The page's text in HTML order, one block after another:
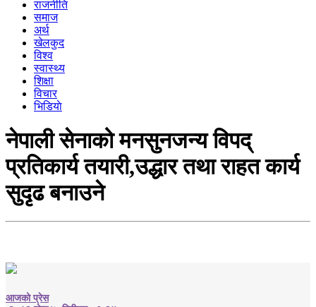
राजनीति
समाज
अर्थ
खेलकुद
विश्व
स्वास्थ्य
शिक्षा
विचार
भिडियाे
नेपाली सेनाको मनसुनजन्य विपद्
प्रतिकार्य तयारी,उद्धार तथा राहत कार्य
सुदृढ बनाउने
आजको प्रेस